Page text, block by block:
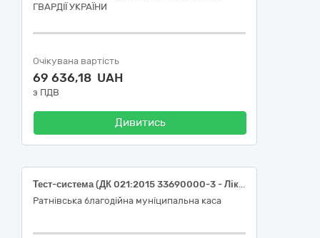
ГВАРДІЇ УКРАЇНИ
Очікувана вартість
69 636,18 UAH
з ПДВ
Дивитись
Тест-система (ДК 021:2015 33690000-3 - Лікарські засоби різні)
Ратнівська благодійна муніципальна каса